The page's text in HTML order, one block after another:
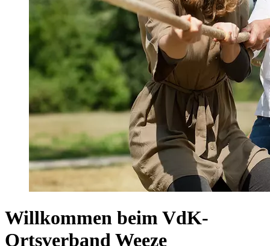
Willkommen beim VdK-
Ortsverband Weeze